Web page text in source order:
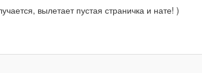
вылетает пустая страничка и нате! )